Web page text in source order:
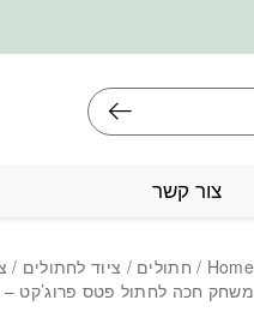
צור קשר
Home
/ חתולים / ציוד לחתולים /
משחק חכה לחתול פטס פרוג’קט –